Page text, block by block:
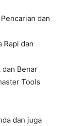
dan
Rapi dan
dan Benar
Tools
dan juga